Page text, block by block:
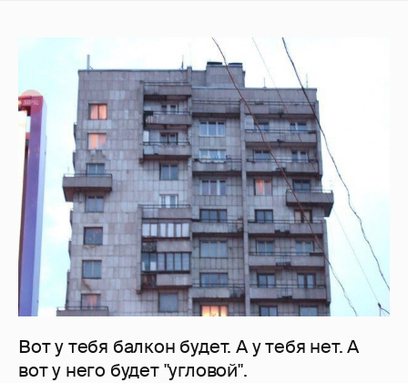
Вот у тебя балкон будет. А у тебя нет. А
вот у него будет "угловой".